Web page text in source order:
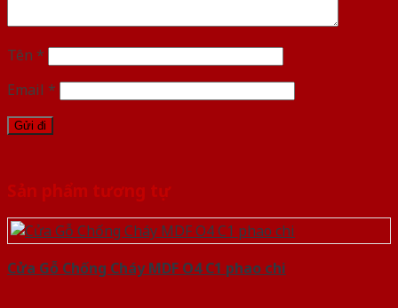
Tên *
Email *
Sản phẩm tương tự
Cửa Gỗ Chống Cháy MDF O4 C1 phao chi